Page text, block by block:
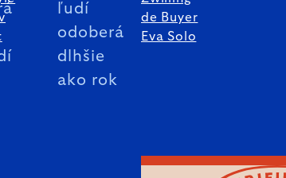
ľudí
odoberá
dlhšie
ako rok
de Buyer
Eva Solo